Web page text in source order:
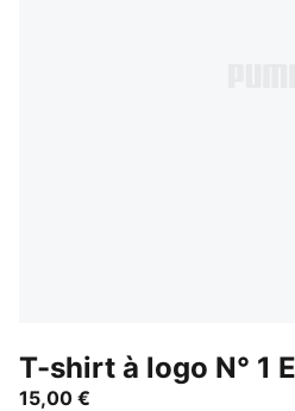
T-shirt à logo N° 1
15,00 €